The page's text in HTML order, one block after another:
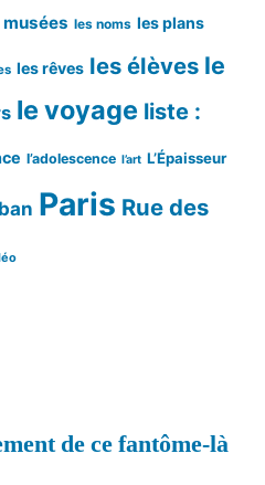
musées les noms les plans
les rêves les élèves le
le voyage liste :
l’adolescence l’art L’Épaisseur
Paris Rue des
de ce fantôme-là